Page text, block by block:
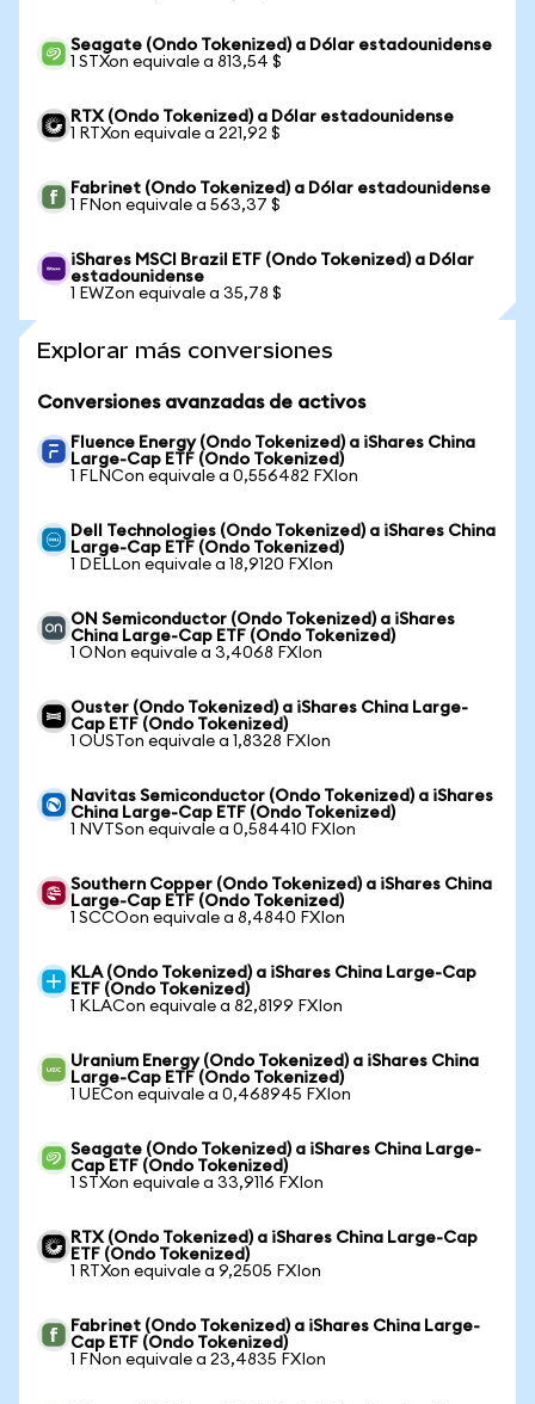
Seagate (Ondo Tokenized) a Dólar estadounidense
1 STXon equivale a 813,54 $
RTX (Ondo Tokenized) a Dólar estadounidense
1 RTXon equivale a 221,92 $
Fabrinet (Ondo Tokenized) a Dólar estadounidense
1 FNon equivale a 563,37 $
iShares MSCI Brazil ETF (Ondo Tokenized) a Dólar
estadounidense
1 EWZon equivale a 35,78 $
Explorar más conversiones
Conversiones avanzadas de activos
Fluence Energy (Ondo Tokenized) a iShares China
Large-Cap ETF (Ondo Tokenized)
1 FLNCon equivale a 0,556482 FXIon
Dell Technologies (Ondo Tokenized) a iShares China
Large-Cap ETF (Ondo Tokenized)
1 DELLon equivale a 18,9120 FXIon
ON Semiconductor (Ondo Tokenized) a iShares
China Large-Cap ETF (Ondo Tokenized)
1 ONon equivale a 3,4068 FXIon
Ouster (Ondo Tokenized) a iShares China Large-
Cap ETF (Ondo Tokenized)
1 OUSTon equivale a 1,8328 FXIon
Navitas Semiconductor (Ondo Tokenized) a iShares
China Large-Cap ETF (Ondo Tokenized)
1 NVTSon equivale a 0,584410 FXIon
Southern Copper (Ondo Tokenized) a iShares China
Large-Cap ETF (Ondo Tokenized)
1 SCCOon equivale a 8,4840 FXIon
KLA (Ondo Tokenized) a iShares China Large-Cap
ETF (Ondo Tokenized)
1 KLACon equivale a 82,8199 FXIon
Uranium Energy (Ondo Tokenized) a iShares China
Large-Cap ETF (Ondo Tokenized)
1 UECon equivale a 0,468945 FXIon
Seagate (Ondo Tokenized) a iShares China Large-
Cap ETF (Ondo Tokenized)
1 STXon equivale a 33,9116 FXIon
RTX (Ondo Tokenized) a iShares China Large-Cap
ETF (Ondo Tokenized)
1 RTXon equivale a 9,2505 FXIon
Fabrinet (Ondo Tokenized) a iShares China Large-
Cap ETF (Ondo Tokenized)
1 FNon equivale a 23,4835 FXIon